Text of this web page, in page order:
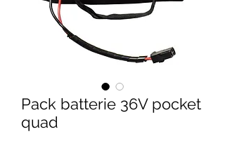
Pack batterie 36V pocket
quad